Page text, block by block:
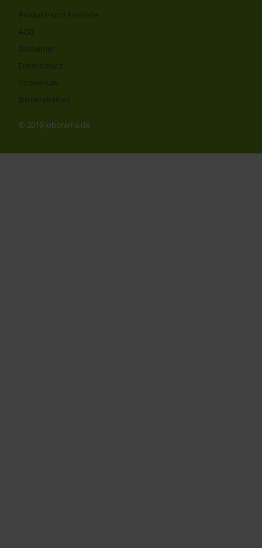
Produkt- und Preisliste
AGB
Disclaimer
Datenschutz
Impressum
Barrierefreiheit
© 2019 joborama.de